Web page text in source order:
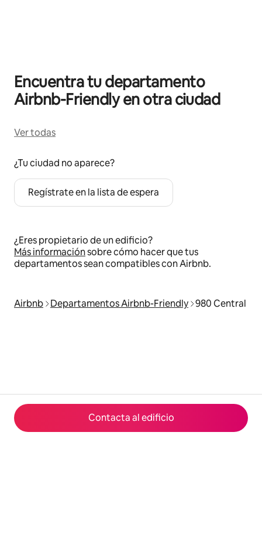
Contacta al edificio
Encuentra tu departamento
Airbnb-Friendly en otra ciudad
Ver todas
¿Tu ciudad no aparece?
Regístrate en la lista de espera
¿Eres propietario de un edificio?
Más informaciónsobre cómo hacer que tus
departamentos sean compatibles con Airbnb.
Airbnb Departamentos Airbnb-Friendly 980 Central